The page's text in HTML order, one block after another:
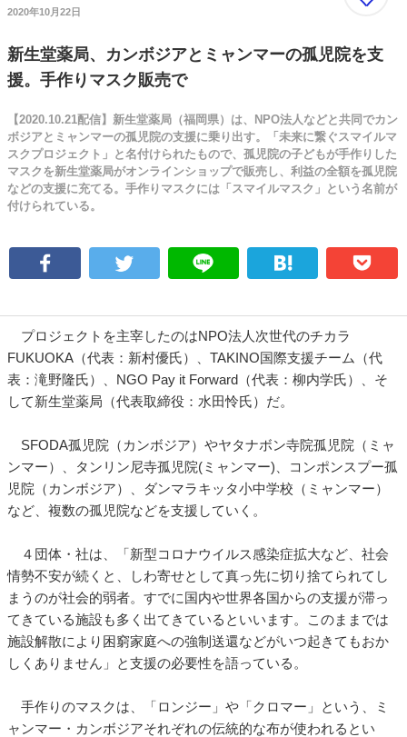
2020年10月22日
新生堂薬局、カンボジアとミャンマーの孤児院を支
援。手作りマスク販売で
【2020.10.21配信】新生堂薬局（福岡県）は、NPO法人などと共同でカン
ボジアとミャンマーの孤児院の支援に乗り出す。「未来に繋ぐスマイルマ
スクプロジェクト」と名付けられたもので、孤児院の子どもが手作りした
マスクを新生堂薬局がオンラインショップで販売し、利益の全額を孤児院
などの支援に充てる。手作りマスクには「スマイルマスク」という名前が
付けられている。
プロジェクトを主宰したのはNPO法人次世代のチカラ
FUKUOKA（代表：新村優氏）、TAKINO国際支援チーム（代
表：滝野隆氏）、NGO Pay it Forward（代表：柳内学氏）、そ
して新生堂薬局（代表取締役：水田怜氏）だ。
SFODA孤児院（カンボジア）やヤタナボン寺院孤児院（ミャ
ンマー）、タンリン尼寺孤児院(ミャンマー)、コンポンスプー孤
児院（カンボジア）、ダンマラキッタ小中学校（ミャンマー）
など、複数の孤児院などを支援していく。
４団体・社は、「新型コロナウイルス感染症拡大など、社会
情勢不安が続くと、しわ寄せとして真っ先に切り捨てられてし
まうのが社会的弱者。すでに国内や世界各国からの支援が滞っ
てきている施設も多く出てきているといいます。このままでは
施設解散により困窮家庭への強制送還などがいつ起きてもおか
しくありません」と支援の必要性を語っている。
手作りのマスクは、「ロンジー」や「クロマー」という、ミ
ャンマー・カンボジアそれぞれの伝統的な布が使われるとい